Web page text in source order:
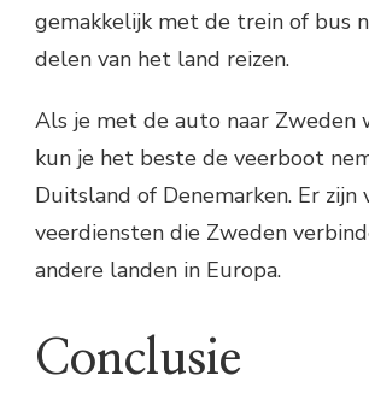
gemakkelijk met de trein of bus
delen van het land reizen.
Als je met de auto naar Zweden
kun je het beste de veerboot
Duitsland of Denemarken. Er zijn
veerdiensten die Zweden
andere landen in Europa.
Conclusie